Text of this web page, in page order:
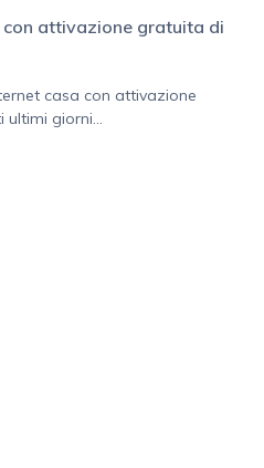
attivazione gratuita di
casa con attivazione
ultimi giorni...